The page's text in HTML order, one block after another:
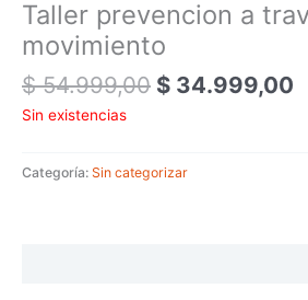
Taller prevencion a
movimiento
$54.999,00 $ 34.999,00
Sin existencias
Categoría: Sin categorizar